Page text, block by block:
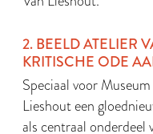
2. BEELD ATELIER
KRITISCHE ODE
Speciaal voor
Lieshout een
als centraal onderdeel